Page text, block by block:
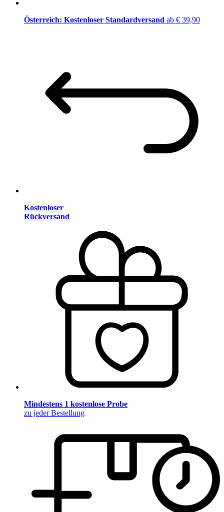
Österreich: Kostenloser Standardversand ab € 39,90
Kostenloser
Rückversand
Mindestens 1 kostenlose Probe
zu jeder Bestellung